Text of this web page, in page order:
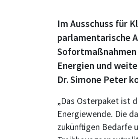
Im Ausschuss für
parlamentarische
Sofortmaßnahmen
Energien und
Dr. Simone Peter
„Das Osterpaket ist
Energiewende. Die
zukünftigen Bedarfe